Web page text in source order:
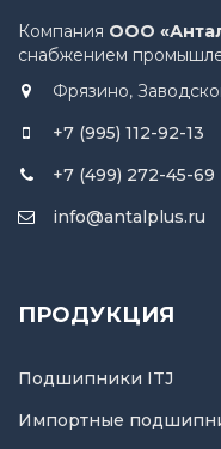
Компания ООО
снабжением
Фрязино,
+7 (995) 112-92-13
+7 (499) 272-45-69
info@antalplus.ru
ПРОДУКЦИЯ
Подшипники ITJ
Импортные